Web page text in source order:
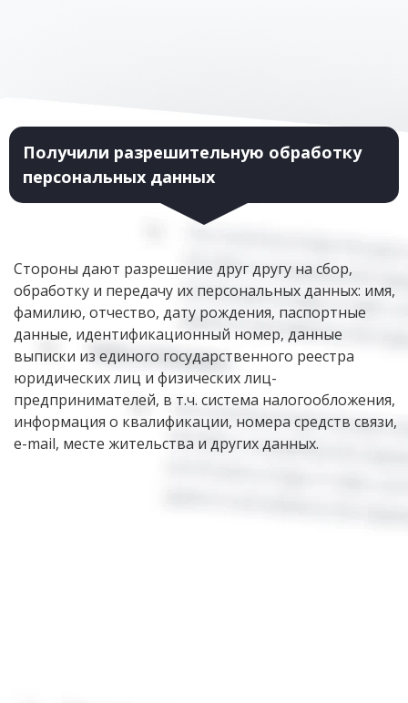
Стороны дают разрешение друг другу на сбор,
обработку и передачу их персональных данных: имя,
фамилию, отчество, дату рождения, паспортные
данные, идентификационный номер, данные
выписки из единого государственного реестра
юридических лиц и физических лиц-
предпринимателей, в т.ч. система налогообложения,
информация о квалификации, номера средств связи,
e-mail, месте жительства и других данных.
Получили разрешительную обработку
персональных данных